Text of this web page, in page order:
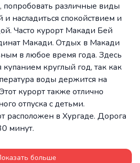
различные виды
насладиться спокойствием и
Часто курорт Макади Бей
Макади. Отдых в Макади
в любое время года. Здесь
круглый год, так как
воды держится на
курорт также отлично
отпуска с детьми.
расположен в Хургаде. Дорога
минут.
больше